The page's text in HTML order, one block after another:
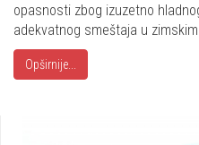
opasnosti zbog izuzetno
adekvatnog smeštaja u zimskim
Opširnije...